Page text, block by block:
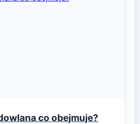
co obejmuje?